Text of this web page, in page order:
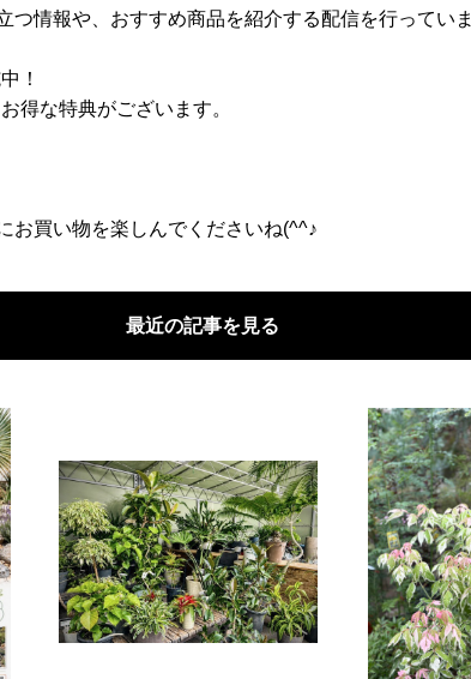
つ情報や、おすすめ商品を紹介する配信を行ってい
！
得な特典がございます。
お買い物を楽しんでくださいね(^^♪
最近の記事を見る